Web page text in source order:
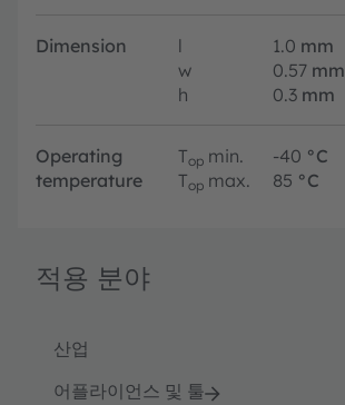
Dimension l 1.0 mm
w
0.57 mm
h
0.3 mm
Operating
temperature
Top min. -40 °C
Top max. 85 °C
적용 분야
산업
어플라이언스 및 툴